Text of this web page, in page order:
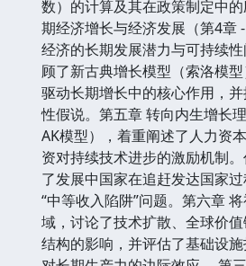
数）的计算及其在政策制定中
期经济增长与经济发展（第4章
经济的长期发展潜力与可持续
顾了新古典增长模型（索洛模
驱动长期增长中的核心作用，
性假说。第五章 转向内生增长
AK模型），着重阐述了人力资
资对持续技术进步的激励机制
了发展中国家在追赶发达国家
“中等收入陷阱”问题。第六章
域，讨论了技术扩散、全球价
结构的影响，并评估了基础设